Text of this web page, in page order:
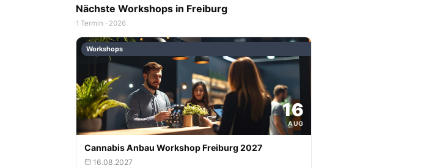
Nächste Workshops in Freiburg
1 Termin · 2026
Workshops
16
AUG
Cannabis Anbau Workshop Freiburg 2027
16.08.2027